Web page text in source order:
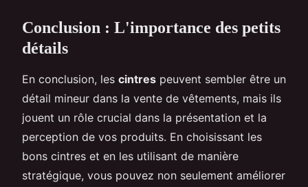
Conclusion : L'importance des petits
détails
En conclusion, les cintres peuvent sembler être un
détail mineur dans la vente de vêtements, mais ils
jouent un rôle crucial dans la présentation et la
perception de vos produits. En choisissant les
bons cintres et en les utilisant de manière
stratégique, vous pouvez non seulement améliorer